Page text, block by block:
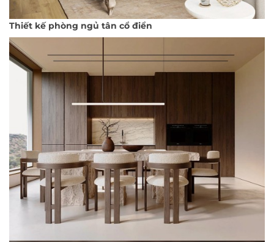
Thiết kế phòng ngủ tân cổ điển